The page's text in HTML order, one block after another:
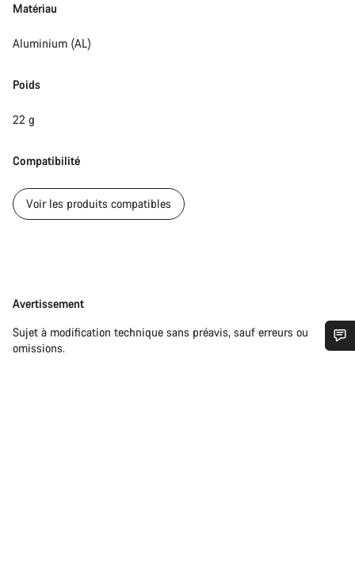
Matériau
Aluminium (AL)
Poids
22 g
Compatibilité
Voir les produits compatibles
Avertissement
Avertissement
Sujet à modification technique sans préavis, sauf erreurs ou
omissions.